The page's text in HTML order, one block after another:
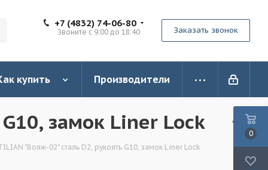
+7 (4832) 74-06-80
Звоните с 9:00 до 18:40 Заказать звонок
купить Производители
замок Liner Lock
"Вояж-02" сталь D2, рукоять G10, замок Liner Lock
0